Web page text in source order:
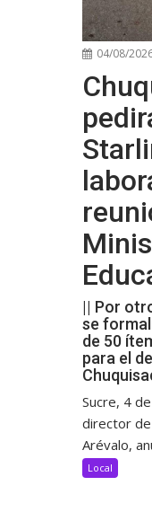
04/08/
|| Por
se
de 50
para el
Sucre, 4
director de
Arévalo,
Local